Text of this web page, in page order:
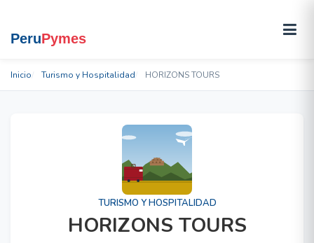
Inicio Turismo y Hospitalidad HORIZONS TOURS
TURISMO Y HOSPITALIDAD
HORIZONS TOURS